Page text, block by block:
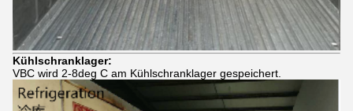
Kühlschranklager:
VBC wird 2-8deg C am Kühlschranklager gespeichert.